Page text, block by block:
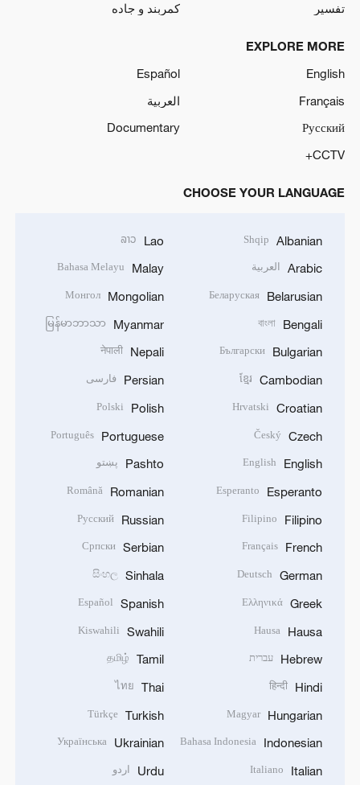
تفسیر
کمربند و جاده
EXPLORE MORE
English
Español
Français
العربية
Русский
Documentary
CCTV+
CHOOSE YOUR LANGUAGE
Albanian
Shqip
Arabic العربية
Belarusian
Беларуская
Bengali
বাংলা
Bulgarian
Български
Cambodian
ខ្មែរ
Croatian
Hrvatski
Czech
Český
English
English
Esperanto
Esperanto
Filipino
Filipino
French
Français
German
Deutsch
Greek
Ελληνικά
Hausa
Hausa
Hebrew עברית
Hindi
हिन्दी
Hungarian
Magyar
Indonesian
Bahasa Indonesia
Italian
Italiano
Lao
ລາວ
Malay
Bahasa Melayu
Mongolian
Монгол
Myanmar
မြန်မာဘာသာ
Nepali
नेपाली
Persian فارسی
Polish
Polski
Portuguese
Português
Pashto پښتو
Romanian
Română
Russian
Русский
Serbian
Српски
Sinhala
සිංහල
Spanish
Español
Swahili
Kiswahili
Tamil
தமிழ்
Thai
ไทย
Turkish
Türkçe
Ukrainian
Українська
Urdu اردو